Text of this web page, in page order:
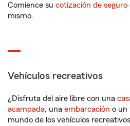
Comience su cotización de
mismo.
Vehículos recreativos
¿Disfruta del aire libre con una
acampada, una embarcación o un
mundo de los vehículos